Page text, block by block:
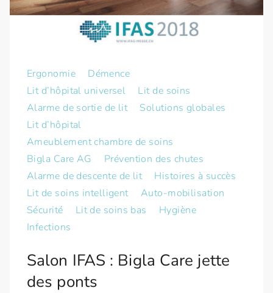
Ergonomie
Démence
Lit d’hôpital universel
Lit de soins
Alarme de sortie de lit
Solutions globales
Lit d’hôpital
Ameublement chambre de soins
Bigla Care АG
Prévention des chutes
Alarme de descente de lit
Histoires à succès
Lit de soins intelligent
Auto-mobilisation
Sécurité
Lit de soins bas
Hygiène
Infections
Salon IFAS : Bigla Care jette
des ponts